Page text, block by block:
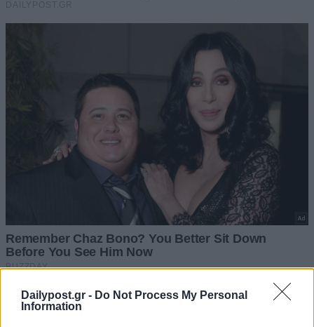
Dailypost.gr - Do Not Process My Personal
Information